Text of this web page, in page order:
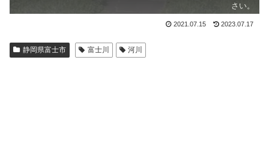
さい。
2021.07.15 2023.07.17
静岡県富士市 富士川 河川